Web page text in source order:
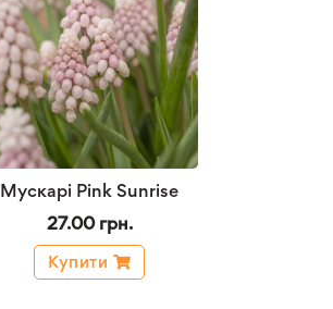
Мускарі Pink Sunrise
27.00 грн.
Купити